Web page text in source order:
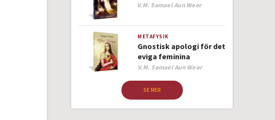
Author
V.M. Samael Aun Weor
METAFYSIK
Gnostisk apologi för det
eviga feminina
Author
V.M. Samael Aun Weor
SE MER